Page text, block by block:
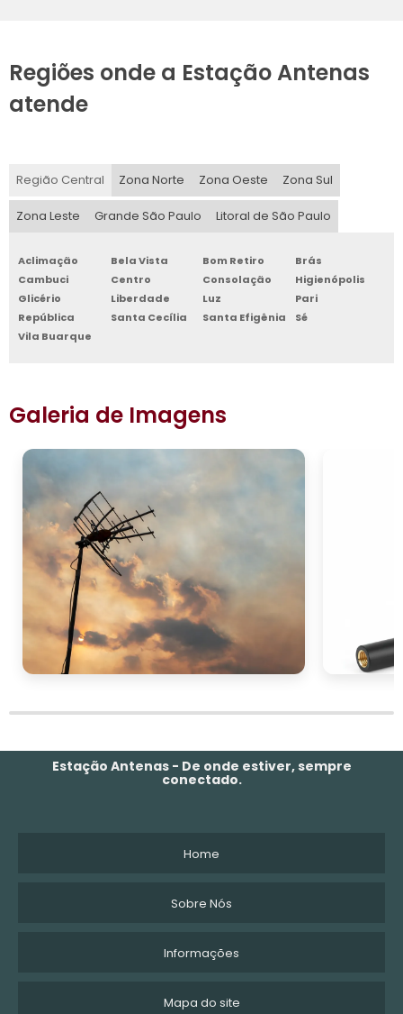
Regiões onde a Estação Antenas
atende
Região Central Zona Norte Zona Oeste Zona Sul
Zona Leste Grande São Paulo Litoral de São Paulo
Aclimação Bela Vista Bom Retiro
Brás
Cambuci
Centro Consolação
Higienópolis
Glicério
Liberdade Luz
Pari
República
Santa Cecília Santa Efigênia
Sé
Vila Buarque
Galeria de Imagens
Estação Antenas - De onde estiver, sempre
conectado.
Home
Sobre Nós
Informações
Mapa do site